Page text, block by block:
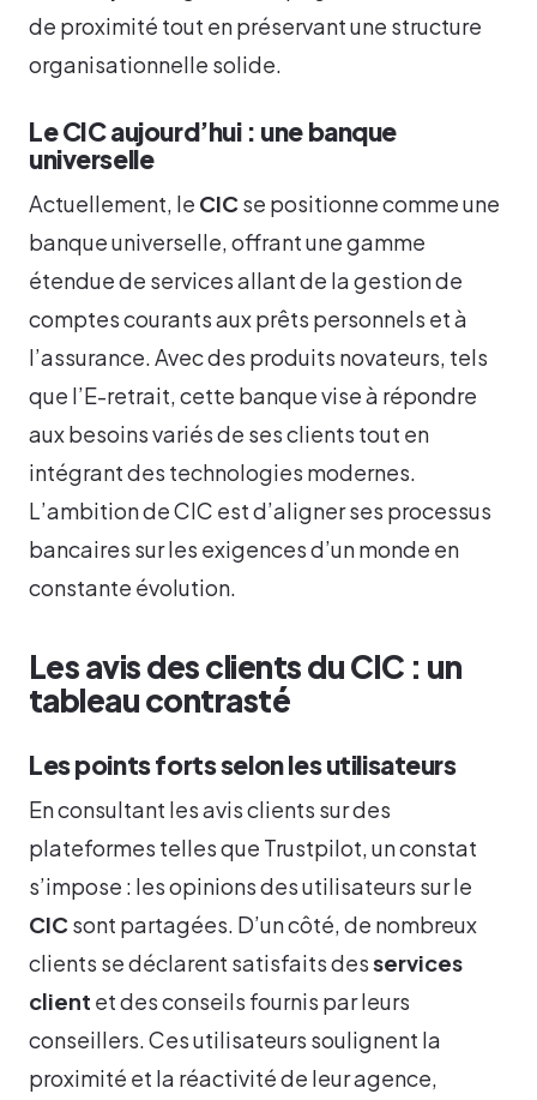
de proximité tout en préservant une structure
organisationnelle solide.
Le CIC aujourd’hui : une banque
universelle
Actuellement, le CICse positionne comme une
banque universelle, offrant une gamme
étendue de services allant de la gestion de
comptes courants aux prêts personnels et à
l’assurance. Avec des produits novateurs, tels
que l’E-retrait, cette banque vise à répondre
aux besoins variés de ses clients tout en
intégrant des technologies modernes.
L’ambition de CIC est d’aligner ses processus
bancaires sur les exigences d’un monde en
constante évolution.
Les avis des clients du CIC : un
tableau contrasté
Les points forts selon les utilisateurs
En consultant les avis clients sur des
plateformes telles que Trustpilot, un constat
s’impose : les opinions des utilisateurs sur le
CICsont partagées. D’un côté, de nombreux
clients se déclarent satisfaits desservices
client et des conseils fournis par leurs
conseillers. Ces utilisateurs soulignent la
proximité et la réactivité de leur agence,